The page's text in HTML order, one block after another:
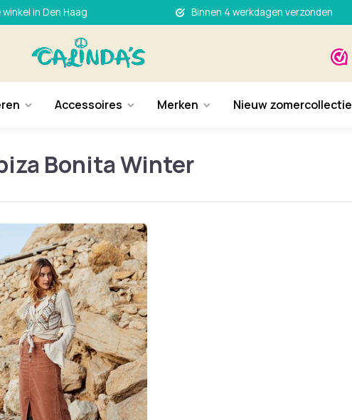
winkel in Den Haag Binnen 4 werkdagen verzonden
Accessoires Merken Nieuw zomercollectie
Bonita Winter